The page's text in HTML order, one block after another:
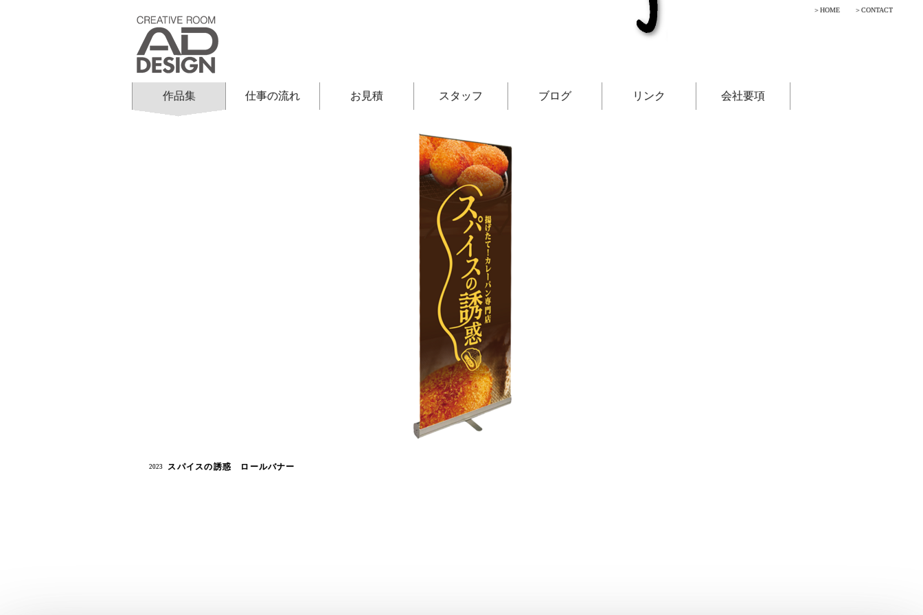
HOME CONTACT
作品集 仕事の流れ お見積 スタッフ ブログ リンク 会社要項
2023 スパイスの誘惑 ロールバナー